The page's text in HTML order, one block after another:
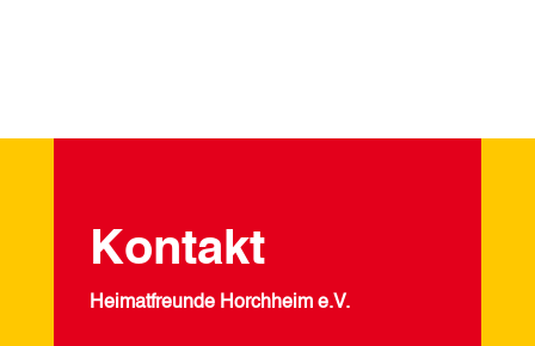
Kontakt
Heimatfreunde Horchheim e.V.